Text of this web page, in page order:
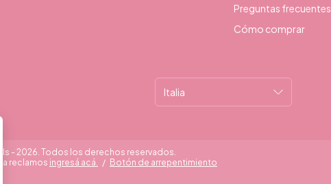
Preguntas frecuentes
Cómo comprar
- 2026. Todos los derechos reservados.
reclamos ingresá acá. / Botón de arrepentimiento